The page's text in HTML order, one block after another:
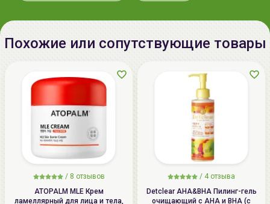
group@allcosmetics.by
Похожие или сопутствующие товары
/ 8 отзывов
ATOPALM MLE Крем
ламеллярный для лица и тела,
/ 4 отзыва
Detclear AHA&BHA Пилинг-гель
очищающий с AHA и BHA (с